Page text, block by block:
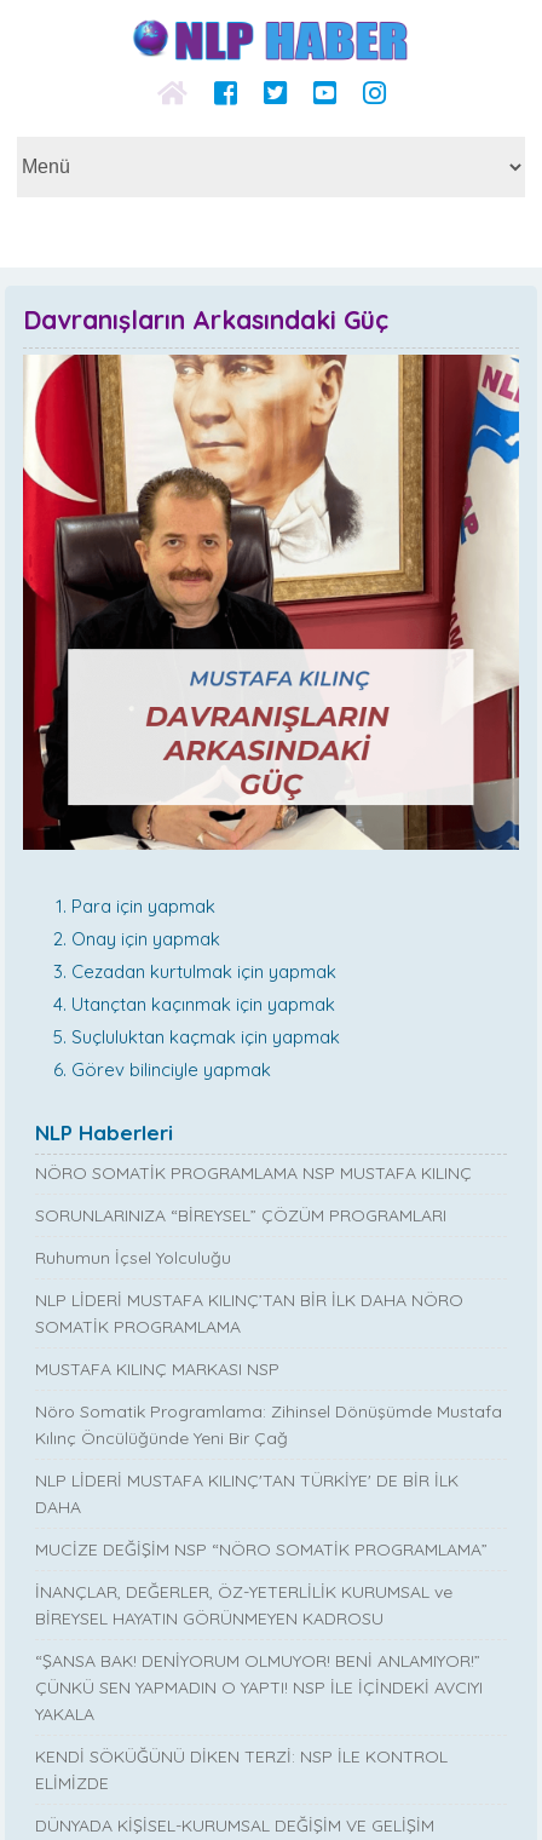
Davranışların Arkasındaki Güç
Para için yapmak
Onay için yapmak
Cezadan kurtulmak için yapmak
Utançtan kaçınmak için yapmak
Suçluluktan kaçmak için yapmak
Görev bilinciyle yapmak
NLP Haberleri
NÖRO SOMATİK PROGRAMLAMA NSP MUSTAFA KILINÇ
SORUNLARINIZA “BİREYSEL” ÇÖZÜM PROGRAMLARI
Ruhumun İçsel Yolculuğu
NLP LİDERİ MUSTAFA KILINÇ’TAN BİR İLK DAHA NÖRO
SOMATİK PROGRAMLAMA
MUSTAFA KILINÇ MARKASI NSP
Nöro Somatik Programlama: Zihinsel Dönüşümde Mustafa
Kılınç Öncülüğünde Yeni Bir Çağ
NLP LİDERİ MUSTAFA KILINÇ'TAN TÜRKİYE' DE BİR İLK
DAHA
MUCİZE DEĞİŞİM NSP “NÖRO SOMATİK PROGRAMLAMA”
İNANÇLAR, DEĞERLER, ÖZ-YETERLİLİK KURUMSAL ve
BİREYSEL HAYATIN GÖRÜNMEYEN KADROSU
“ŞANSA BAK! DENİYORUM OLMUYOR! BENİ ANLAMIYOR!”
ÇÜNKÜ SEN YAPMADIN O YAPTI! NSP İLE İÇİNDEKİ AVCIYI
YAKALA
KENDİ SÖKÜĞÜNÜ DİKEN TERZİ: NSP İLE KONTROL
ELİMİZDE
DÜNYADA KİŞİSEL-KURUMSAL DEĞİŞİM VE GELİŞİM